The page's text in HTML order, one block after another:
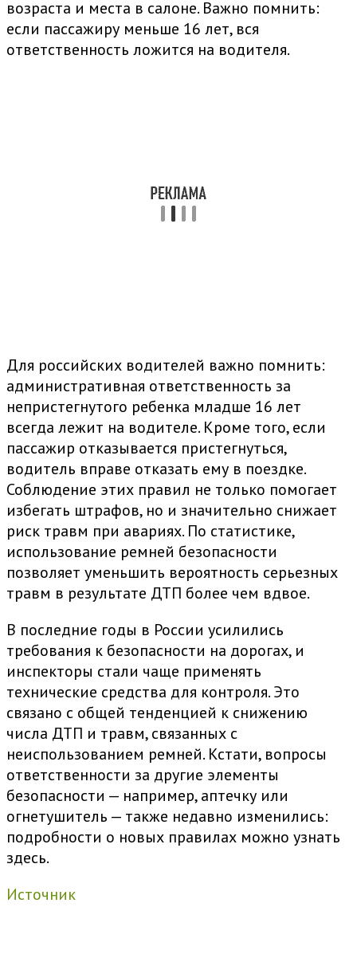
возраста и места в салоне. Важно помнить:
если пассажиру меньше 16 лет, вся
ответственность ложится на водителя.
Для российских водителей важно помнить:
административная ответственность за
непристегнутого ребенка младше 16 лет
всегда лежит на водителе. Кроме того, если
пассажир отказывается пристегнуться,
водитель вправе отказать ему в поездке.
Соблюдение этих правил не только помогает
избегать штрафов, но и значительно снижает
риск травм при авариях. По статистике,
использование ремней безопасности
позволяет уменьшить вероятность серьезных
травм в результате ДТП более чем вдвое.
В последние годы в России усилились
требования к безопасности на дорогах, и
инспекторы стали чаще применять
технические средства для контроля. Это
связано с общей тенденцией к снижению
числа ДТП и травм, связанных с
неиспользованием ремней. Кстати, вопросы
ответственности за другие элементы
безопасности — например, аптечку или
огнетушитель — также недавно изменились:
подробности о новых правилах можно узнать
здесь.
Источник